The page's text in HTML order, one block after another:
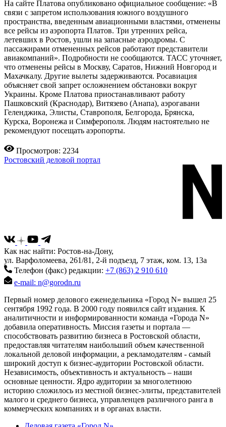
На сайте Платова опубликовано официальное сообщение: «В
связи с запретом использования южного воздушного
пространства, введенным авиационными властями, отменены
все рейсы из аэропорта Платов. Три утренних рейса,
летевших в Ростов, ушли на запасные аэродромы. С
пассажирами отмененных рейсов работают представители
авиакомпаний». Подробности не сообщаются. ТАСС уточняет,
что отменены рейсы в Москву, Саратов, Нижний Новгород и
Махачкалу. Другие вылеты задерживаются. Росавиация
объясняет свой запрет осложнением обстановки вокруг
Украины. Кроме Платова приостанавливают работу
Пашковский (Краснодар), Витязево (Анапа), аэрогавани
Геленджика, Элисты, Ставрополя, Белгорода, Брянска,
Курска, Воронежа и Симферополя. Людям настоятельно не
рекомендуют посещать аэропорты.
Просмотров: 2234
Ростовский деловой портал
Как нас найти: Ростов-на-Дону,
ул. Варфоломеева, 261/81, 2-й подъезд, 7 этаж, ком. 13, 13а
Телефон (факс) редакции: +7 (863) 2 910 610
e-mail: n@gorodn.ru
Первый номер делового еженедельника «Город N» вышел 25
сентября 1992 года. В 2000 году появился сайт издания. К
аналитичности и информированности команда «Города N»
добавила оперативность. Миссия газеты и портала —
способствовать развитию бизнеса в Ростовской области,
предоставляя читателям наибольший объем качественной
локальной деловой информации, а рекламодателям - самый
широкий доступ к бизнес-аудитории Ростовской области.
Независимость, объективность и актуальность – наши
основные ценности. Ядро аудитории за многолетнюю
историю сложилось из местной бизнес-элиты, представителей
малого и среднего бизнеса, управленцев различного ранга в
коммерческих компаниях и в органах власти.